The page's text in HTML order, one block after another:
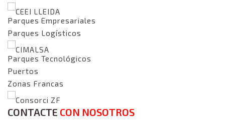
CEEI LLEIDA
Parques Empresariales
Parques Logísticos
CIMALSA
Parques Tecnológicos
Puertos
Zonas Francas
Consorci ZF
CONTACTE CON NOSOTROS